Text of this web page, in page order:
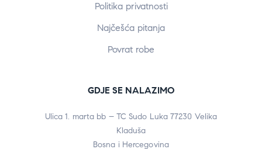
Politika privatnosti
Najčešća pitanja
Povrat robe
GDJE SE NALAZIMO
Ulica 1. marta bb – TC Sudo Luka 77230 Velika
Kladuša
Bosna i Hercegovina